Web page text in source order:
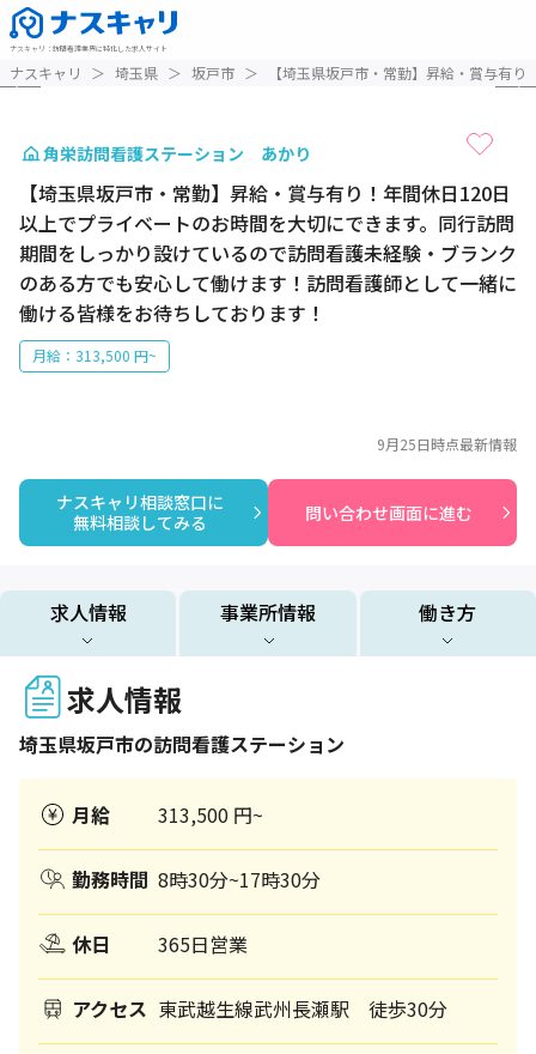
ナスキャリ ： 訪問看護業界に特化した求人サイト
ナスキャリ ＞ 埼玉県 ＞ 坂戸市 ＞ 【埼玉県坂戸市・常勤】昇給・賞与有
角栄訪問看護ステーション あかり
【埼玉県坂戸市・常勤】昇給・賞与有り！年間休日120日
以上でプライベートのお時間を大切にできます。同行訪問
期間をしっかり設けているので訪問看護未経験・ブランク
のある方でも安心して働けます！訪問看護師として一緒に
働ける皆様をお待ちしております！
月給：313,500 円~
ナスキャリ相談窓口に
無料相談してみる
問い合わせ画面に進む
9月25日時点最新情報
求人情報 事業所情報 働き方
求人情報
埼玉県坂戸市の訪問看護ステーション
月給 313,500 円~
勤務時間 8時30分~17時30分
休日 365日営業
アクセス 東武越生線武州長瀬駅 徒歩30分